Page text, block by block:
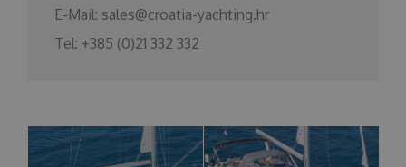
E-Mail: sales@croatia-yachting.hr
Tel: +385 (0)21 332 332